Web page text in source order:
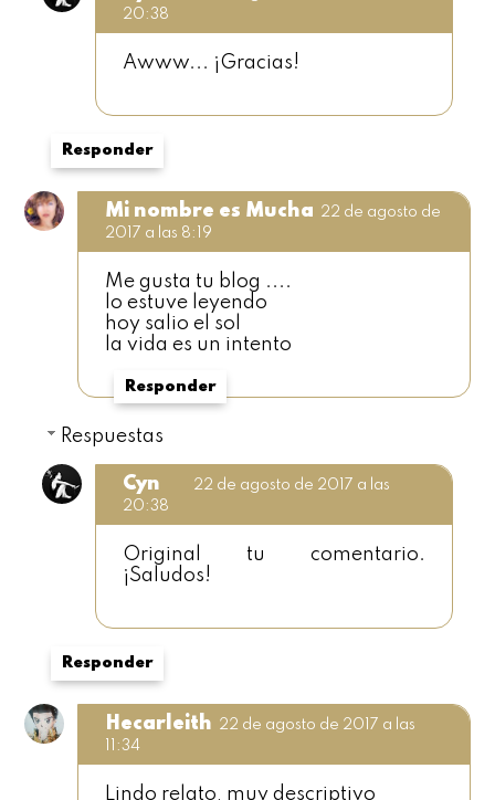
20:38
Awww... ¡Gracias!
Responder
Mi nombre es Mucha 22 de agosto de
2017 a las 8:19
Me gusta tu blog ....
lo estuve leyendo
hoy salio el sol
la vida es un intento
Responder
Respuestas
Cyn
22 de agosto de 2017 a las
20:38
Original tu comentario.
¡Saludos!
Responder
Hecarleith 22 de agosto de 2017 a las
11:34
Lindo relato, muy descriptivo